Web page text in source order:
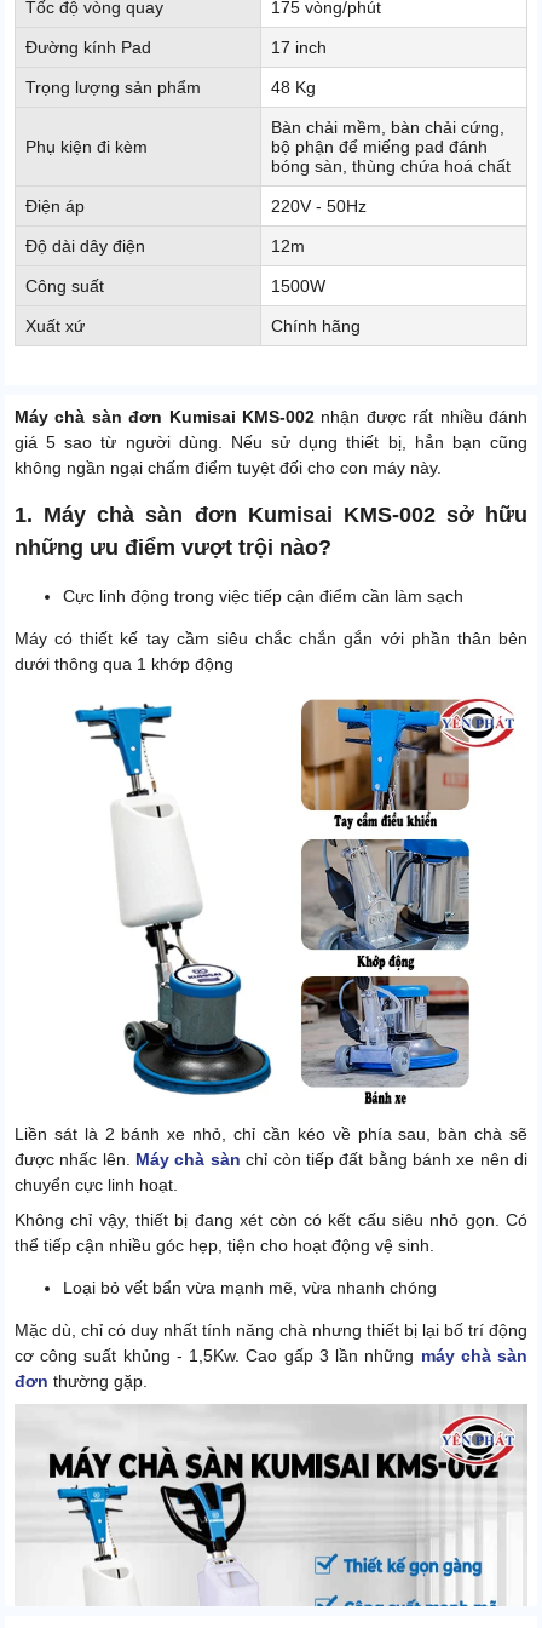
Tốc độ vòng quay 175 vòng/phút
Đường kính Pad 17 inch
Trọng lượng sản phẩm 48 Kg
Phụ kiện đi kèm
Bàn chải mềm, bàn chải cứng,
bộ phận để miếng pad đánh
bóng sàn, thùng chứa hoá chất
Điện áp 220V - 50Hz
Độ dài dây điện 12m
Công suất 1500W
Xuất xứ Chính hãng
Máy chà sàn đơn Kumisai KMS-002 nhận được rất nhiều đánh
giá 5 sao từ người dùng. Nếu sử dụng thiết bị, hẳn bạn cũng
không ngần ngại chấm điểm tuyệt đối cho con máy này.
1. Máy chà sàn đơn Kumisai KMS-002 sở hữu
những ưu điểm vượt trội nào?
Cực linh động trong việc tiếp cận điểm cần làm sạch
Máy có thiết kế tay cầm siêu chắc chắn gắn với phần thân bên
dưới thông qua 1 khớp động
Liền sát là 2 bánh xe nhỏ, chỉ cần kéo về phía sau, bàn chà sẽ
được nhấc lên. Máy chà sàn chỉ còn tiếp đất bằng bánh xe nên di
chuyển cực linh hoạt.
Không chỉ vậy, thiết bị đang xét còn có kết cấu siêu nhỏ gọn. Có
thể tiếp cận nhiều góc hẹp, tiện cho hoạt động vệ sinh.
Loại bỏ vết bẩn vừa mạnh mẽ, vừa nhanh chóng
Mặc dù, chỉ có duy nhất tính năng chà nhưng thiết bị lại bố trí động
cơ công suất khủng - 1,5Kw. Cao gấp 3 lần những máy chà sàn
đơn thường gặp.